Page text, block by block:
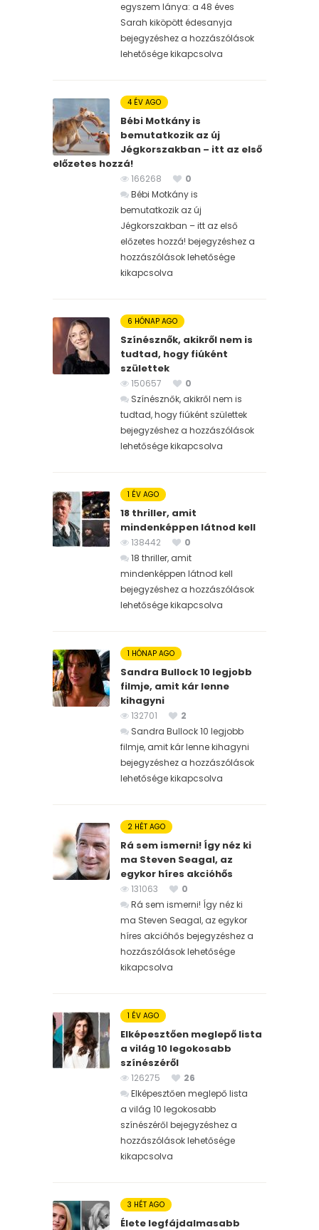
egyszem lánya: a 48 éves
Sarah kiköpött édesanyja
bejegyzéshez a hozzászólások
lehetősége kikapcsolva
4 ÉV AGO
Bébi Motkány is
bemutatkozik az új
Jégkorszakban – itt az első
előzetes hozzá!
166268
0
Bébi Motkány is
bemutatkozik az új
Jégkorszakban – itt az első
előzetes hozzá! bejegyzéshez a
hozzászólások lehetősége
kikapcsolva
6 HÓNAP AGO
Színésznők, akikről nem is
tudtad, hogy fiúként
születtek
150657
0
Színésznők, akikről nem is
tudtad, hogy fiúként születtek
bejegyzéshez a hozzászólások
lehetősége kikapcsolva
1 ÉV AGO
18 thriller, amit
mindenképpen látnod kell
138442
0
18 thriller, amit
mindenképpen látnod kell
bejegyzéshez a hozzászólások
lehetősége kikapcsolva
1 HÓNAP AGO
Sandra Bullock 10 legjobb
filmje, amit kár lenne
kihagyni
132701
2
Sandra Bullock 10 legjobb
filmje, amit kár lenne kihagyni
bejegyzéshez a hozzászólások
lehetősége kikapcsolva
2 HÉT AGO
Rá sem ismerni! Így néz ki
ma Steven Seagal, az
egykor híres akcióhős
131063
0
Rá sem ismerni! Így néz ki
ma Steven Seagal, az egykor
híres akcióhős bejegyzéshez a
hozzászólások lehetősége
kikapcsolva
1 ÉV AGO
Elképesztően meglepő lista
a világ 10 legokosabb
színészéről
126275
26
Elképesztően meglepő lista
a világ 10 legokosabb
színészéről bejegyzéshez a
hozzászólások lehetősége
kikapcsolva
3 HÉT AGO
Élete legfájdalmasabb